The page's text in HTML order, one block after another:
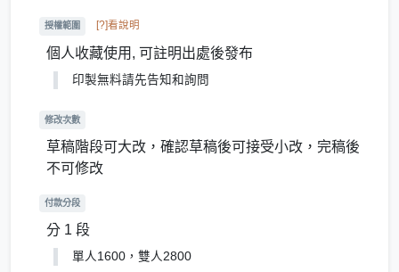
授權範圍 [?]看說明
個人收藏使用, 可註明出處後發布
印製無料請先告知和詢問
修改次數
草稿階段可大改，確認草稿後可接受小改，完稿後
不可修改
付款分段
分 1 段
單人1600，雙人2800